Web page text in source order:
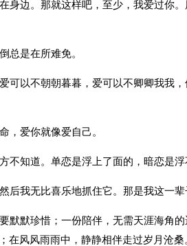
身边。那就这样吧，至少，我爱过你。
总是在所难免。
可以不朝朝暮暮，爱可以不卿卿我我，
，爱你就像爱自己。
不知道。单恋是浮上了面的，暗恋是浮
后我无比喜乐地抓住它。那是我这一辈
默默珍惜；一份陪伴，无需天涯海角
风风雨雨中，静静相伴走过岁月沧桑